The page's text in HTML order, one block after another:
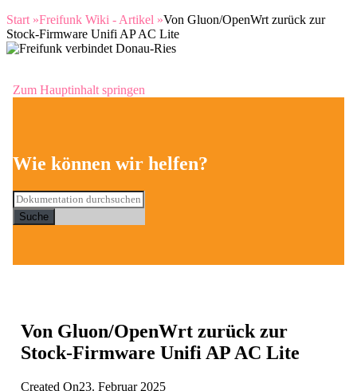
Start »Freifunk Wiki - Artikel »Von Gluon/OpenWrt zurück zur
Stock-Firmware Unifi AP AC Lite
Zum Hauptinhalt springen
Wie können wir helfen?
Suche
Von Gluon/OpenWrt zurück zur
Stock-Firmware Unifi AP AC Lite
Created On23. Februar 2025